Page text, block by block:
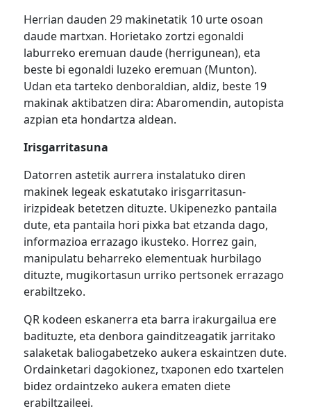
Herrian dauden 29 makinetatik 10 urte osoan
daude martxan. Horietako zortzi egonaldi
laburreko eremuan daude (herrigunean), eta
beste bi egonaldi luzeko eremuan (Munton).
Udan eta tarteko denboraldian, aldiz, beste 19
makinak aktibatzen dira: Abaromendin, autopista
azpian eta hondartza aldean.
Irisgarritasuna
Datorren astetik aurrera instalatuko diren
makinek legeak eskatutako irisgarritasun-
irizpideak betetzen dituzte. Ukipenezko pantaila
dute, eta pantaila hori pixka bat etzanda dago,
informazioa errazago ikusteko. Horrez gain,
manipulatu beharreko elementuak hurbilago
dituzte, mugikortasun urriko pertsonek errazago
erabiltzeko.
QR kodeen eskanerra eta barra irakurgailua ere
badituzte, eta denbora gainditzeagatik jarritako
salaketak baliogabetzeko aukera eskaintzen dute.
Ordainketari dagokionez, txaponen edo txartelen
bidez ordaintzeko aukera ematen diete
erabiltzaileei.